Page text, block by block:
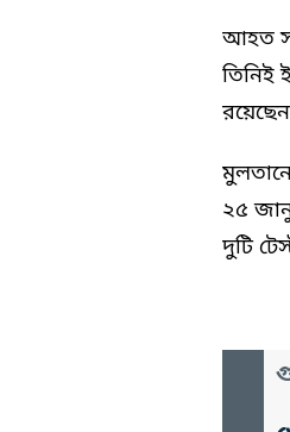
আহত
তিনিই
২৫
দুটি